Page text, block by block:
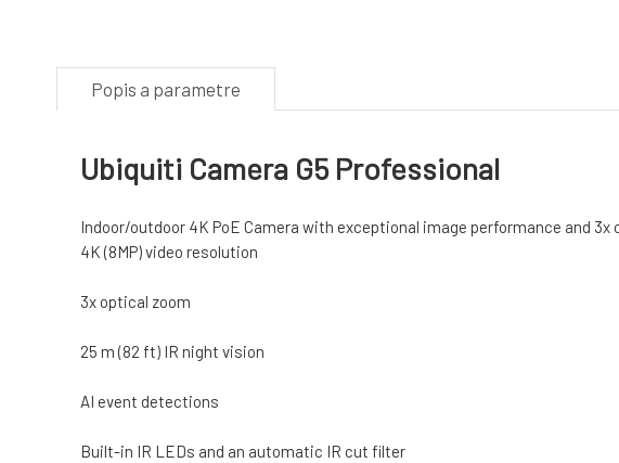
Popis a parametre
Ubiquiti Camera G5 Professional
Indoor/outdoor 4K PoE Camera with exceptional image performance and 3x
4K (8MP) video resolution
3x optical zoom
25 m (82 ft) IR night vision
AI event detections
Built-in IR LEDs and an automatic IR cut filter